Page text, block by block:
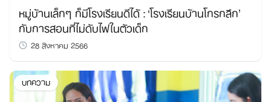
หมู่บ้านเล็กๆ ก็มีโรงเรียนดีได้ : ‘โรงเรียนบ้านโกรกลึก’
กับการสอนที่ไม่ดับไฟในตัวเด็ก
28 สิงหาคม 2566
บทความ